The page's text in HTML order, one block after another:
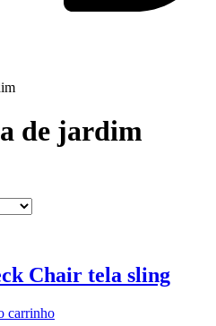
de jardim
Chair tela sling
carrinho